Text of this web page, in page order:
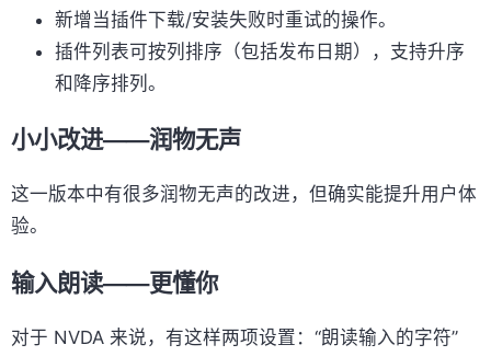
新增当插件下载/安装失败时重试的操作。
插件列表可按列排序（包括发布日期），支持升序
和降序排列。
小小改进——润物无声
这一版本中有很多润物无声的改进，但确实能提升用户体
验。
输入朗读——更懂你
对于 NVDA 来说，有这样两项设置：“朗读输入的字符”